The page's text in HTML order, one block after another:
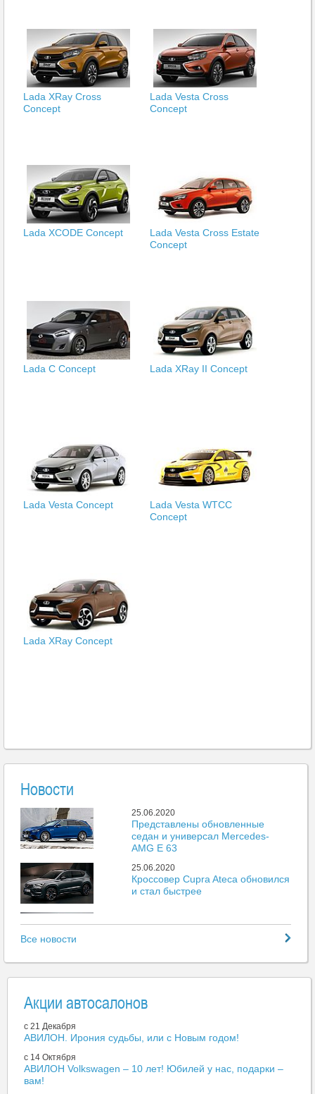
Lada XRay Cross
Concept
Lada Vesta Cross
Concept
Lada XCODE Concept
Lada Vesta Cross Estate
Concept
Lada C Concept Lada XRay II Concept
Lada Vesta Concept
Lada Vesta WTCC
Concept
Lada XRay Concept
Новости
25.06.2020
Представлены обновленные
седан и универсал Mercedes-
AMG E 63
25.06.2020
Кроссовер Cupra Ateca обновился
и стал быстрее
Mazda представила новый пикап
25.06.2020
Больше 500 тыс. автомобилей
номеров
Porsche 718 получили
атмосферный мотор объемом 4
Все новости
Акции автосалонов
c 21 Декабря
АВИЛОН. Ирония судьбы, или с Новым годом!
c 14 Октября
АВИЛОН Volkswagen – 10 лет! Юбилей у нас, подарки –
вам!